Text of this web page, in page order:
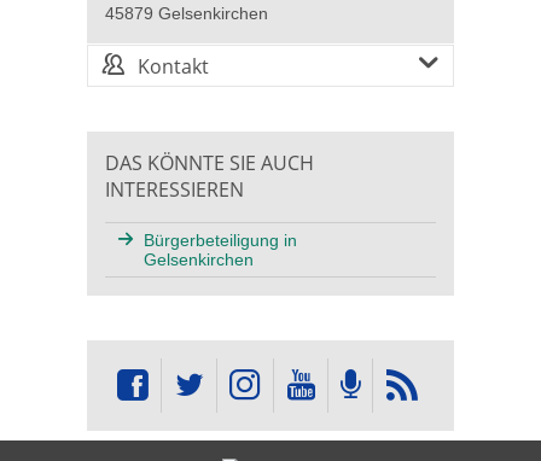
45879 Gelsenkirchen
Kontakt
DAS KÖNNTE SIE AUCH
INTERESSIEREN
Bürgerbeteiligung in
Gelsenkirchen